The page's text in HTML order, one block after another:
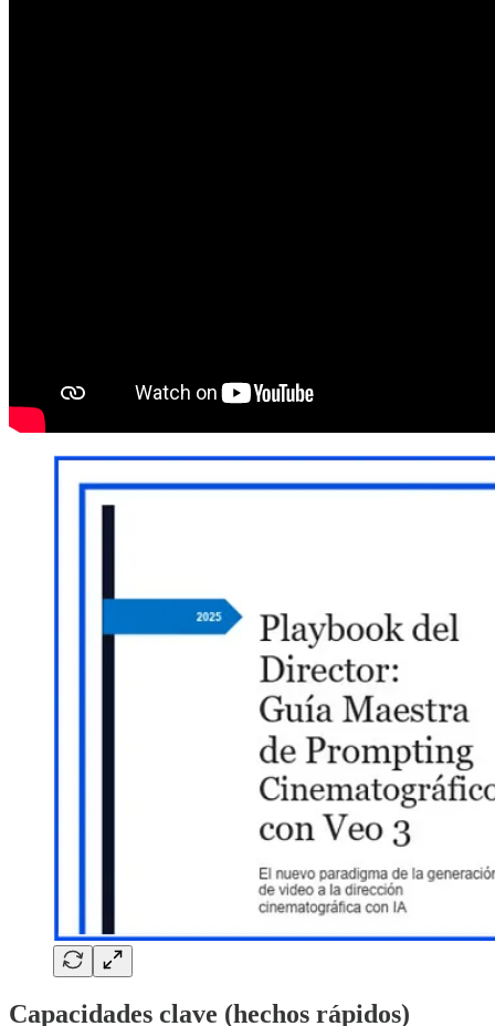
Capacidades clave (hechos rápidos)